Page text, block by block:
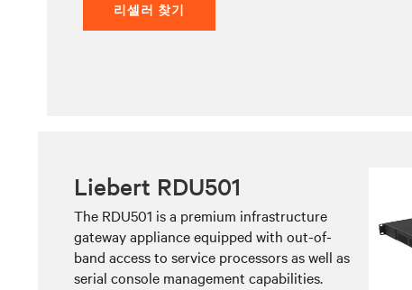
리셀러 찾기
Liebert RDU501
The RDU501 is a premium infrastructure
gateway appliance equipped with out-of-
band access to service processors as well as
serial console management capabilities.